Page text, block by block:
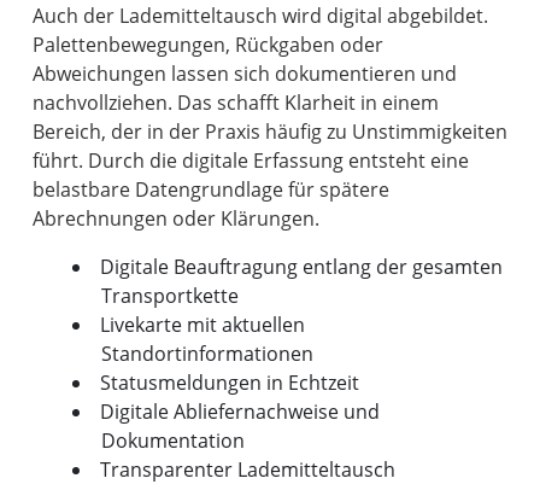
Auch der Lademitteltausch wird digital abgebildet.
Palettenbewegungen, Rückgaben oder
Abweichungen lassen sich dokumentieren und
nachvollziehen. Das schafft Klarheit in einem
Bereich, der in der Praxis häufig zu Unstimmigkeiten
führt. Durch die digitale Erfassung entsteht eine
belastbare Datengrundlage für spätere
Digitale Beauftragung entlang der gesamten
Transportkette
Livekarte mit aktuellen
Standortinformationen
Statusmeldungen in Echtzeit
Digitale Abliefernachweise und
Dokumentation
Transparenter Lademitteltausch